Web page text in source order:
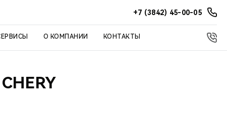
+7 (3842) 45-00-05
О КОМПАНИИ КОНТАКТЫ